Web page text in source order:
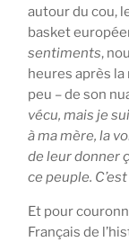
autour du cou,
basket
sentiments,
heures après
peu – de son
vécu, mais je
à ma mère, la
de leur donner
ce peuple.
Et pour
Français de